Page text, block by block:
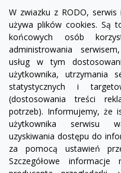
W zwiazku z RODO,
używa plików cookies. Są
końcowych osób
administrowania
usług w tym
użytkownika, utrzymania
statystycznych i
(dostosowania treści
potrzeb). Informujemy, że
użytkownika serwisu
uzyskiwania dostępu do
za pomocą ustawień
Szczegółowe
PRODUKTY